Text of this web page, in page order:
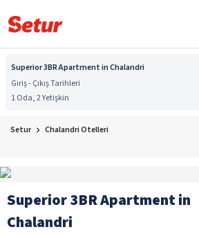
Superior 3BR Apartment in Chalandri
Giriş - Çıkış Tarihleri
1 Oda, 2 Yetişkin
Setur Chalandri Otelleri
Superior 3BR Apartment in
Chalandri